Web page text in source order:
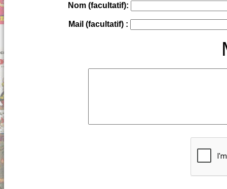
Nom (facultatif):
Mail (facultatif) :